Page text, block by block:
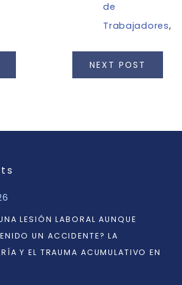
de
Trabajadores,
NEXT POST
LESIÓN LABORAL AUNQUE
UN ACCIDENTE? LA
Y EL TRAUMA ACUMULATIVO EN